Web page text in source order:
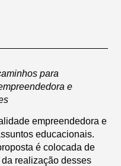
para
e
empreendedora e
educacionais.
é colocada de
realização desses